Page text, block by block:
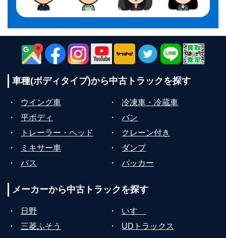
車種(ボディタイプ)から中古トラックを探す
・ ウイング車 ・
冷凍車・冷蔵車
・
平ボディ ・
バン
・
トレーラー・ヘッド ・
クレーン付き
・
ミキサー車 ・
ダンプ
・
バス ・ パッカー
メーカーから中古トラックを探す
・ 日野 ・
いすゞ
・
三菱ふそう ・ UDトラックス